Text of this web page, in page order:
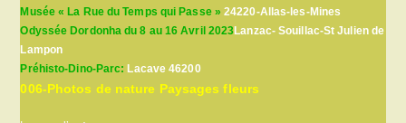
Musée « La Rue du Temps qui Passe » 24220-Allas-les-Mines
Odyssée Dordonha du 8 au 16 Avril 2023Lanzac- Souillac-St Julien de
Lampon
Préhisto-Dino-Parc: Lacave 46200
006-Photos de nature Paysages fleurs